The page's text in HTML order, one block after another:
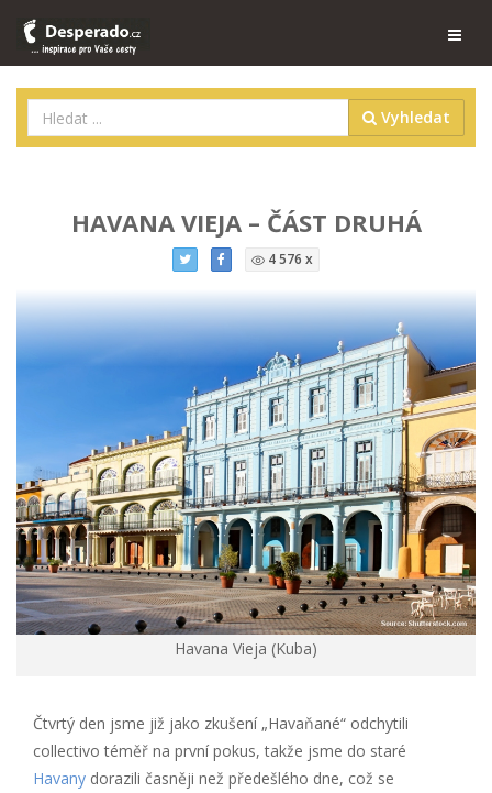
Vyhledat
HAVANA VIEJA – ČÁST DRUHÁ
4 576 x
Havana Vieja (Kuba)
Čtvrtý den jsme již jako zkušení „Havaňané“ odchytili
collectivo téměř na první pokus, takže jsme do staré
Havany dorazili časněji než předešlého dne, což se